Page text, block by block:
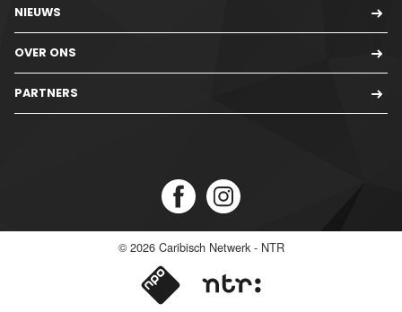
NIEUWS
OVER ONS
PARTNERS
© 2026 Caribisch Netwerk - NTR